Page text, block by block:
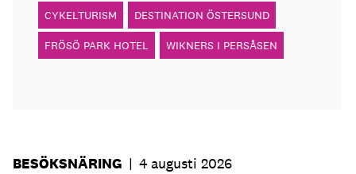
CYKELTURISM DESTINATION ÖSTERSUND
FRÖSÖ PARK HOTEL WIKNERS I PERSÅSEN
BESÖKSNÄRING | 4 augusti 2026